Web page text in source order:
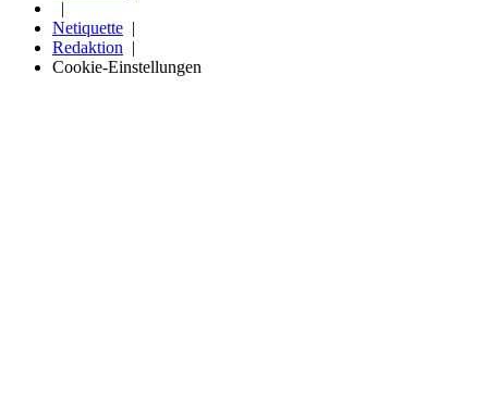
Netiquette
Redaktion
Cookie-Einstellungen